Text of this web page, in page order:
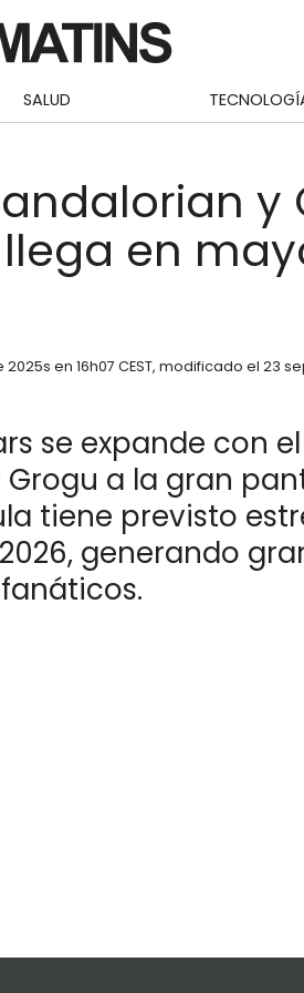
SALUD
y
en
2025s en 16h07 CEST, modificado el 23
se expande con
a la gran
tiene previsto
generando